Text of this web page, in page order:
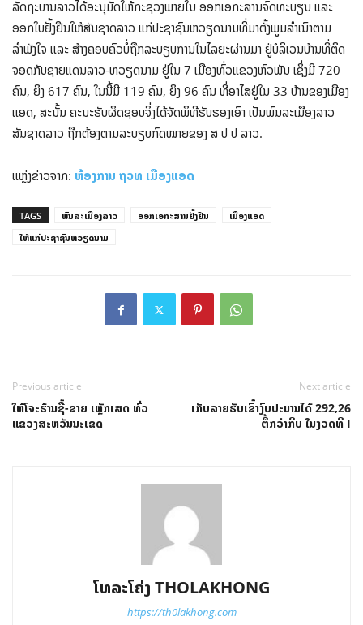
ລັດຖະບານລາວໄດ້ອະນຸມັດໃຫ້ກະຊວງພາຍໃນ ອອກເອກະສານຈົດທະບຽນ ແລະ
ອອກໃບຢັ້ງຢືນໃຫ້ສັນຊາດລາວ ແກ່ປະຊາຊົນຫວຽດນາມທີ່ມາຕັ້ງພູມລຳເນົາຕາມ
ລຳພັງໃຈ ແລະ ສ້າງຄອບຄົວບໍ່ຖືກລະບຽບການໃນໄລຍະຜ່ານມາ ຢູ່ບໍລິເວນບ້ານທີ່ຕິດ
ຈອດກັບຊາຍແດນລາວ-ຫວຽດນາມ ຢູ່ໃນ 7 ເມືອງທົ່ວແຂວງຫົວພັນ ເຊິ່ງມີ 720
ຄົນ, ຍິງ 617 ຄົນ, ໃນນີ້ມີ 119 ຄົນ, ຍິງ 96 ຄົນ ທີ່ອາໄສຢູ່ໃນ 33 ບ້ານຂອງເມືອງ
ແອດ, ສະນັ້ນ ຄະນະຮັບຜິດຊອບຈິ່ງໄດ້ຈັດພິທີຮັບຮອງເອົາ ເປັນພົນລະເມືອງລາວ
ສັນຊາດລາວ ຖືກຕ້ອງຕາມລະບຽບກົດໝາຍຂອງ ສ ປ ປ ລາວ.
ແຫຼ່ງຂ່າວຈາກ: ຫ້ອງການ ຖວທ ເມືອງແອດ
TAGS ພົນລະເມືອງລາວ ອອກເອກະສານຢັ້ງຢືນ
ເມືອງແອດ
ໃຫ້ແກ່ປະຊາຊົນຫວຽດນາມ
Previous article
ໃຫ້ໂຈະຮ້ານຊື້-ຂາຍ ເຫຼັກເສດ ທົ່ວ
ແຂວງສະຫວັນນະເຂດ
Next article
ເກັບລາຍຮັບເຂົ້າງົບປະມານໄດ້ 292,26
ຕື້ກວ່າກີບ ໃນງວດທີ I
ໂທລະໂຄ່ງ THOLAKHONG
https://th0lakhong.com